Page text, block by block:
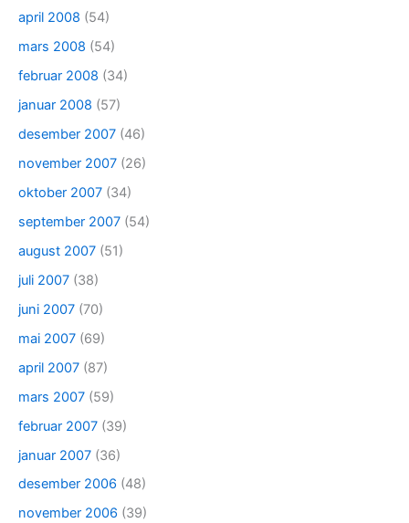
april 2008 (54)
mars 2008 (54)
februar 2008 (34)
januar 2008 (57)
desember 2007 (46)
november 2007 (26)
oktober 2007 (34)
september 2007 (54)
august 2007 (51)
juli 2007 (38)
juni 2007 (70)
mai 2007 (69)
april 2007 (87)
mars 2007 (59)
februar 2007 (39)
januar 2007 (36)
desember 2006 (48)
november 2006 (39)